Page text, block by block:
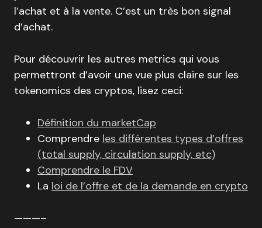
l’achat et à la vente. C’est un très bon signal
d’achat.
Pour découvrir les autres metrics qui vous
permettront d’avoir une vue plus claire sur les
tokenomics des cryptos, lisez ceci:
Définition du marketCap
Comprendre les différentes types d’offres
(total supply, circulation supply, etc)
Comprendre le FDV
La loi de l’offre et de la demande en crypto
———–